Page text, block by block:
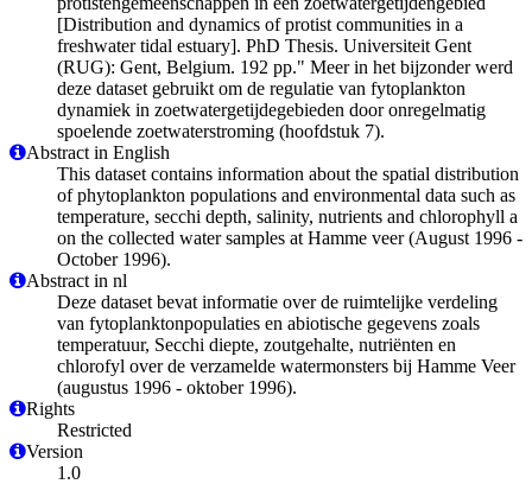
[Distribution and dynamics of protist communities in a
freshwater tidal estuary]. PhD Thesis. Universiteit Gent
(RUG): Gent, Belgium. 192 pp." Meer in het bijzonder werd
deze dataset gebruikt om de regulatie van fytoplankton
dynamiek in zoetwatergetijdegebieden door onregelmatig
spoelende zoetwaterstroming (hoofdstuk 7).
Abstract in English
This dataset contains information about the spatial distribution
of phytoplankton populations and environmental data such as
temperature, secchi depth, salinity, nutrients and chlorophyll a
on the collected water samples at Hamme veer (August 1996 -
October 1996).
Abstract in nl
Deze dataset bevat informatie over de ruimtelijke verdeling
van fytoplanktonpopulaties en abiotische gegevens zoals
temperatuur, Secchi diepte, zoutgehalte, nutriënten en
chlorofyl over de verzamelde watermonsters bij Hamme Veer
(augustus 1996 - oktober 1996).
Rights
Restricted
Version
1.0